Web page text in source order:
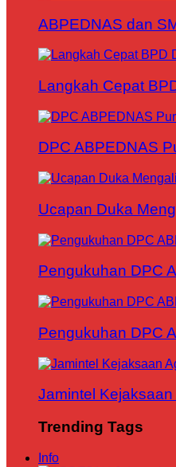
ABPEDNAS dan
Langkah Cepat
DPC ABPEDNAS
Ucapan Duka
Pengukuhan DPC
Pengukuhan DPC
Jamintel
Trending Tags
Info